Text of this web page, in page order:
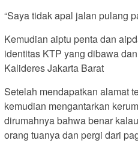
“Saya tidak apal jalan pulang
Kemudian aiptu penta dan
identitas KTP yang dibawa
Kalideres Jakarta Barat
Setelah mendapatkan alamat
kemudian mengantarkan
dirumahnya bahwa benar
orang tuanya dan pergi dari